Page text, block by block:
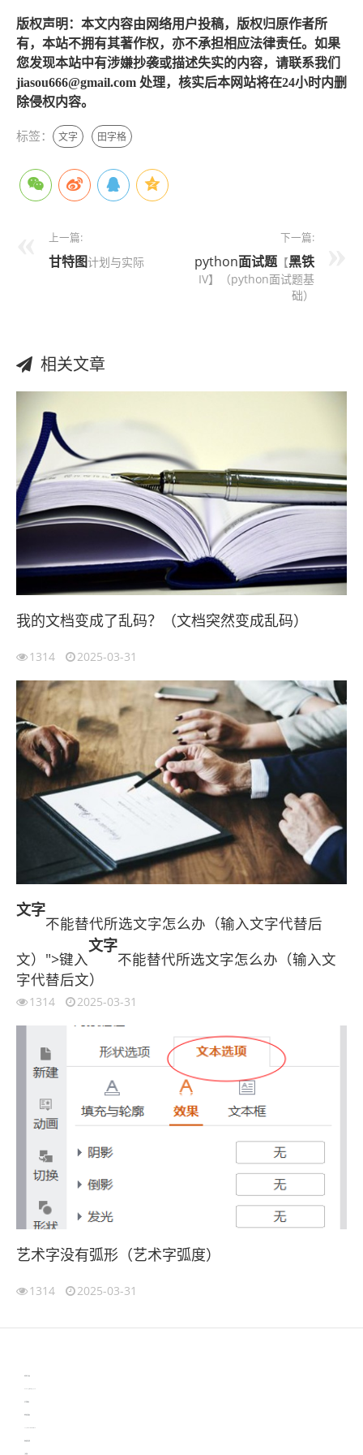
版权声明：本文内容由网络用户投稿，版权归原作者所
有，本站不拥有其著作权，亦不承担相应法律责任。如果
您发现本站中有涉嫌抄袭或描述失实的内容，请联系我们
jiasou666@gmail.com 处理，核实后本网站将在24小时内删
除侵权内容。
标签： 文字 田字格
上一篇:
甘特图计划与实际
下一篇:
python面试题【黑铁
IV】（python面试题基
础）
相关文章
我的文档变成了乱码？（文档突然变成乱码）
1314 2025-03-31
文字
不能替代所选文字怎么办（输入文字代替后
文）">键入
文字
不能替代所选文字怎么办（输入文
字代替后文）
1314 2025-03-31
艺术字没有弧形（艺术字弧度）
1314 2025-03-31